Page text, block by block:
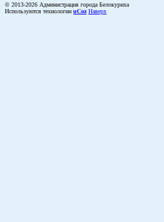
© 2013-2026 Администрация города Белокуриха
Используются технологии uCoz Наверх